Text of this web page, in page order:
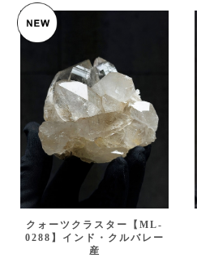
クォーツクラスター【ML-
0288】インド・クルバレー
産